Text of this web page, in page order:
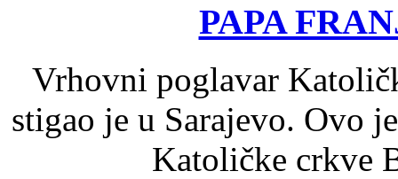
PAPA
Vrhovni poglavar
stigao je u Sarajevo. Ovo
Katoličke crkve